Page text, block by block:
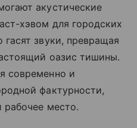
акустические
хэвом для городских
звуки, превращая
оазис тишины.
современно и
фактурности,
рабочее место.